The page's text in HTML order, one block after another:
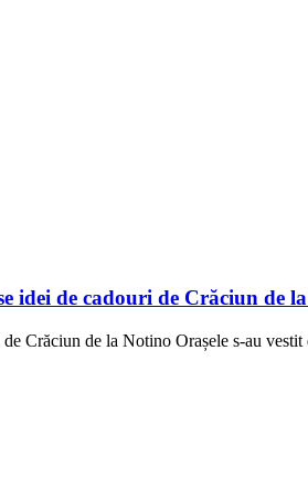
idei de cadouri de Crăciun de
Crăciun de la Notino Orașele s-au